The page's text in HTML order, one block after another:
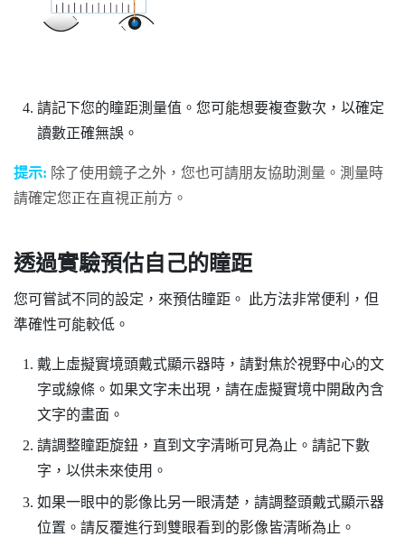
請記下您的瞳距測量值。您可能想要複查數次，以確定
讀數正確無誤。
提示: 除了使用鏡子之外，您也可請朋友協助測量。測量時
請確定您正在直視正前方。
透過實驗預估自己的瞳距
您可嘗試不同的設定，來預估瞳距。 此方法非常便利，但
準確性可能較低。
戴上虛擬實境頭戴式顯示器時，請對焦於視野中心的文
字或線條。如果文字未出現，請在虛擬實境中開啟內含
文字的畫面。
請調整瞳距旋鈕，直到文字清晰可見為止。請記下數
字，以供未來使用。
如果一眼中的影像比另一眼清楚，請調整頭戴式顯示器
位置。請反覆進行到雙眼看到的影像皆清晰為止。